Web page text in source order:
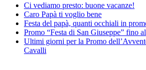
Ci vediamo presto: buone vacanze!
Caro Papà ti voglio bene
Festa del papà, quanti occhiali in
Promo “Festa di San Giuseppe” fino
Ultimi giorni per la Promo
Cavalli